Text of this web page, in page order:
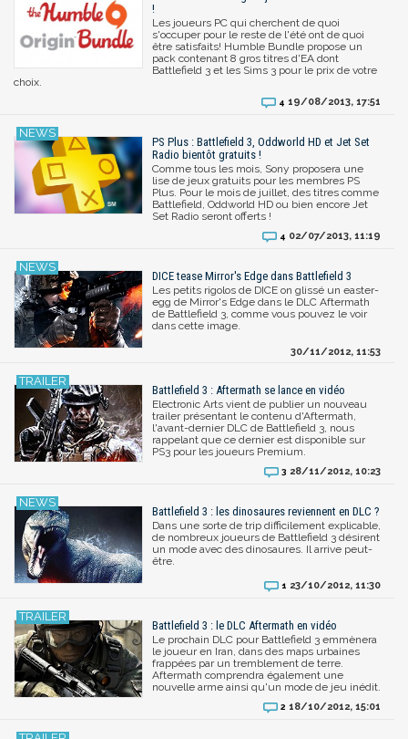
!
Les joueurs PC qui cherchent de quoi
s'occuper pour le reste de l'été ont de quoi
être satisfaits! Humble Bundle propose un
pack contenant 8 gros titres d'EA dont
Battlefield 3 et les Sims 3 pour le prix de votre
choix.
4 19/08/2013, 17:51
PS Plus : Battlefield 3, Oddworld HD et Jet Set
Radio bientôt gratuits !
Comme tous les mois, Sony proposera une
lise de jeux gratuits pour les membres PS
Plus. Pour le mois de juillet, des titres comme
Battlefield, Oddworld HD ou bien encore Jet
Set Radio seront offerts !
4 02/07/2013, 11:19
DICE tease Mirror's Edge dans Battlefield 3
Les petits rigolos de DICE on glissé un easter-
egg de Mirror's Edge dans le DLC Aftermath
de Battlefield 3, comme vous pouvez le voir
dans cette image.
30/11/2012, 11:53
Battlefield 3 : Aftermath se lance en vidéo
Electronic Arts vient de publier un nouveau
trailer présentant le contenu d'Aftermath,
l'avant-dernier DLC de Battlefield 3, nous
rappelant que ce dernier est disponible sur
PS3 pour les joueurs Premium.
3 28/11/2012, 10:23
Battlefield 3 : les dinosaures reviennent en DLC ?
Dans une sorte de trip difficilement explicable,
de nombreux joueurs de Battlefield 3 désirent
un mode avec des dinosaures. Il arrive peut-
être.
1 23/10/2012, 11:30
Battlefield 3 : le DLC Aftermath en vidéo
Le prochain DLC pour Battlefield 3 emmènera
le joueur en Iran, dans des maps urbaines
frappées par un tremblement de terre.
Aftermath comprendra également une
nouvelle arme ainsi qu'un mode de jeu inédit.
2 18/10/2012, 15:01